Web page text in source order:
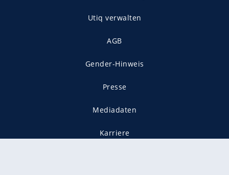
Utiq verwalten
AGB
Gender-Hinweis
Presse
Mediadaten
Karriere